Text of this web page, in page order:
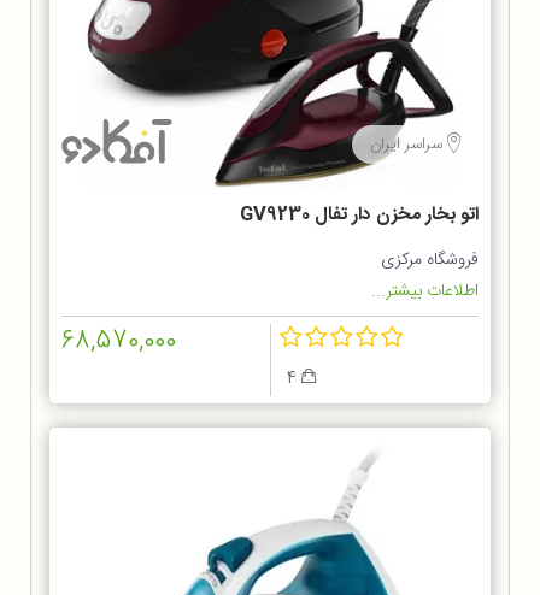
سراسر ایران
اتو بخار مخزن دار تفال GV9230
فروشگاه مرکزی
اطلاعات بیشتر...
68,570,000